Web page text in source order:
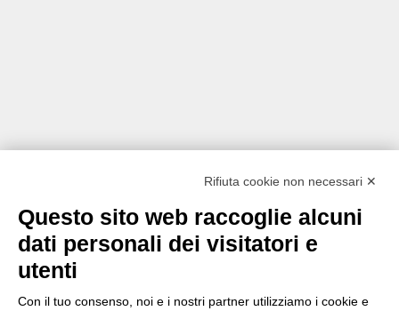
Rifiuta cookie non necessari ✕
Questo sito web raccoglie alcuni
dati personali dei visitatori e
utenti
Con il tuo consenso, noi e i nostri partner utilizziamo i cookie e